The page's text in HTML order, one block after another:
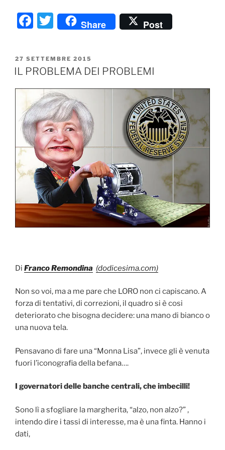
F
c
e
b
o
o
k
T
w
itt
er
Share Post
PUBBLICATO
IL
27 SETTEMBRE 2015
IL PROBLEMA DEI PROBLEMI
Di Franco Remondina (dodicesima.com)
Non so voi, ma a me pare che LORO non ci capiscano. A
forza di tentativi, di correzioni, il quadro si è cosi
deteriorato che bisogna decidere: una mano di bianco o
una nuova tela.
Pensavano di fare una “Monna Lisa”, invece gli è venuta
fuori l’iconografia della befana….
I governatori delle banche centrali, che imbecilli!
Sono lì a sfogliare la margherita, “alzo, non alzo?” ,
intendo dire i tassi di interesse, ma è una finta. Hanno i
dati,